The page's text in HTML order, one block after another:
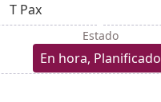
T Pax
Estado
En hora, Planificado